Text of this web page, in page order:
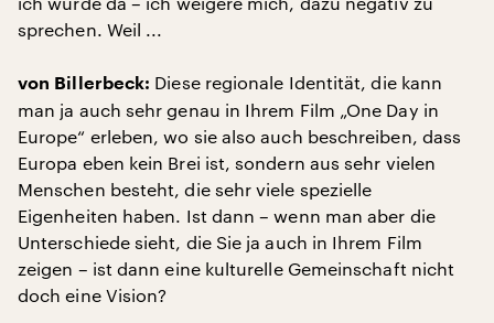
sprechen. Weil ...
von Billerbeck: Diese regionale Identität, die kann
man ja auch sehr genau in Ihrem Film „One Day in
Europe“ erleben, wo sie also auch beschreiben, dass
Europa eben kein Brei ist, sondern aus sehr vielen
Menschen besteht, die sehr viele spezielle
Eigenheiten haben. Ist dann – wenn man aber die
Unterschiede sieht, die Sie ja auch in Ihrem Film
zeigen – ist dann eine kulturelle Gemeinschaft nicht
doch eine Vision?